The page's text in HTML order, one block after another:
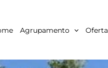
Agrupamento Oferta